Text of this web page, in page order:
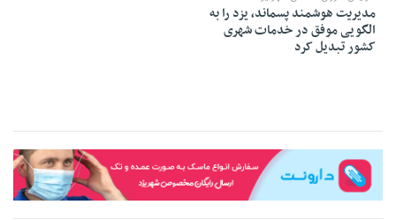
مدیریت هوشمند پسماند، یزد را به
الگویی موفق در خدمات شهری
کشور تبدیل کرد